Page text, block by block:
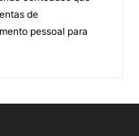
de
pessoal para